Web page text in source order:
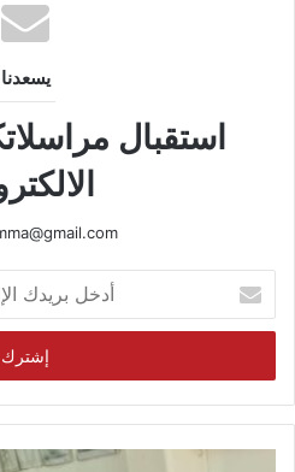
يسعدنا
استقبال
بريدك
الإلكتروني